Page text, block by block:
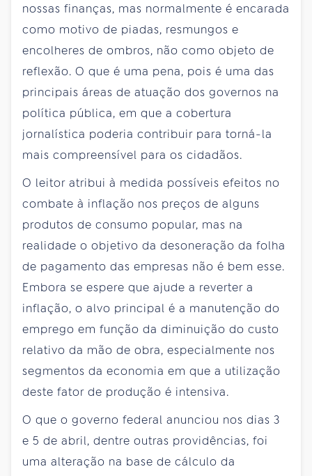
nossas finanças, mas normalmente é encarada
como motivo de piadas, resmungos e
encolheres de ombros, não como objeto de
reflexão. O que é uma pena, pois é uma das
principais áreas de atuação dos governos na
política pública, em que a cobertura
jornalística poderia contribuir para torná-la
mais compreensível para os cidadãos.
O leitor atribui à medida possíveis efeitos no
combate à inflação nos preços de alguns
produtos de consumo popular, mas na
realidade o objetivo da desoneração da folha
de pagamento das empresas não é bem esse.
Embora se espere que ajude a reverter a
inflação, o alvo principal é a manutenção do
emprego em função da diminuição do custo
relativo da mão de obra, especialmente nos
segmentos da economia em que a utilização
deste fator de produção é intensiva.
O que o governo federal anunciou nos dias 3
e 5 de abril, dentre outras providências, foi
uma alteração na base de cálculo da